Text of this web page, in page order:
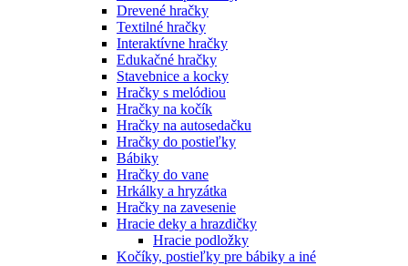
Drevené hračky
Textilné hračky
Interaktívne hračky
Edukačné hračky
Stavebnice a kocky
Hračky s melódiou
Hračky na kočík
Hračky na autosedačku
Hračky do postieľky
Bábiky
Hračky do vane
Hrkálky a hryzátka
Hračky na zavesenie
Hracie deky a hrazdičky
Hracie podložky
Kočíky, postieľky pre bábiky a iné